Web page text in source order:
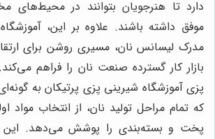
دارد تا هنرجویان بتوانند در محیط‌های
موفق داشته باشند. علاوه بر این،
مدرک لیسانس نان، مسیری روشن برای
بازار کار گسترده صنعت نان را فراهم
پزی آموزشگاه شیرینی پزی پرتیکان به
که تمام مراحل تولید نان، از انتخاب مواد
پخت و بسته‌بندی را پوشش می‌دهد. این